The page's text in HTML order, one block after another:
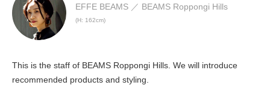
EFFE BEAMS BEAMS Roppongi Hills
(H: 162cm)
This is the staff of BEAMS Roppongi Hills. We will introduce
recommended products and styling.